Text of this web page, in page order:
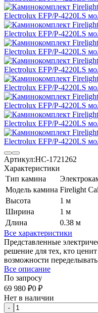
Артикул:НС-1721262
Характеристики
Тип камина
Модель камина Firelight
Высота
1 м
Ширина
1 м
Длина
0.38 м
Все характеристики
Представленные
решение для тех, кто
возможности
Все описание
По запросу
69 980 ₽0 ₽
Нет в наличии
-